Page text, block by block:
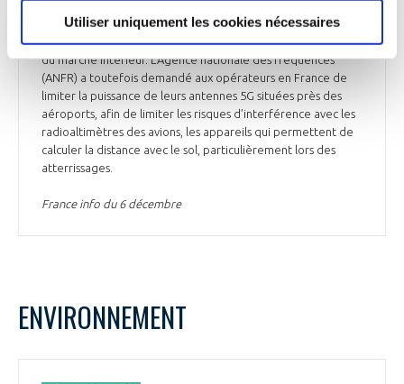
Utiliser uniquement les cookies nécessaires
communication. « Le ciel n'est plus une limite », a ainsi
commenté Thierry Breton, le Commissaire européen chargé
du marché intérieur. L'Agence nationale des fréquences
(ANFR) a toutefois demandé aux opérateurs en France de
limiter la puissance de leurs antennes 5G situées près des
aéroports, afin de limiter les risques d’interférence avec les
radioaltimètres des avions, les appareils qui permettent de
calculer la distance avec le sol, particulièrement lors des
atterrissages.
France info du 6 décembre
ENVIRONNEMENT